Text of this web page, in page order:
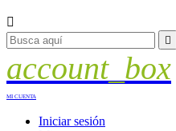


account_box
MI CUENTA
Iniciar sesión